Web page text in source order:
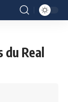
du Real